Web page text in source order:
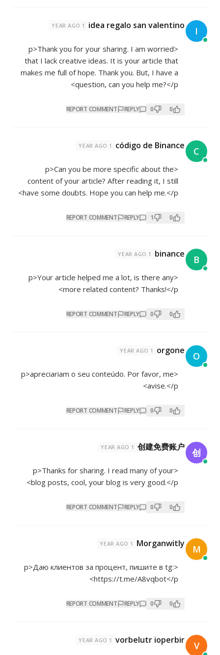
I
idea regalo san valentino
1 YEAR AGO
<p>Thank you for your sharing. I am worried
that I lack creative ideas. It is your article that
makes me full of hope. Thank you. But, I have a
question, can you help me?</p>
0
0
REPLY
REPORT COMMENT
C
código de Binance
1 YEAR AGO
<p>Can you be more specific about the
content of your article? After reading it, I still
have some doubts. Hope you can help me.</p>
0
1
REPLY
REPORT COMMENT
B
binance
1 YEAR AGO
<p>Your article helped me a lot, is there any
more related content? Thanks!</p>
0
0
REPLY
REPORT COMMENT
O
orgone
1 YEAR AGO
<p>apreciariam o seu conteúdo. Por favor, me
avise.</p>
0
0
REPLY
REPORT COMMENT
创
创建免费账户
1 YEAR AGO
<p>Thanks for sharing. I read many of your
blog posts, cool, your blog is very good.</p>
0
0
REPLY
REPORT COMMENT
M
Morganwitly
1 YEAR AGO
<p>Даю клиентов за процент, пишите в tg:
https://t.me/A8vqbot</p>
0
0
REPLY
REPORT COMMENT
V
vorbelutr ioperbir
1 YEAR AGO